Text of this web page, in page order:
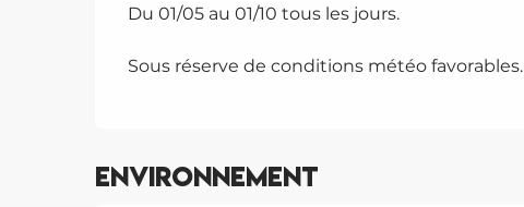
Du 01/05 au 01/10 tous les jours.
Sous réserve de conditions météo favorables.
Environnement